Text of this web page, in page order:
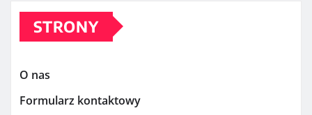
STRONY
O nas
Formularz kontaktowy